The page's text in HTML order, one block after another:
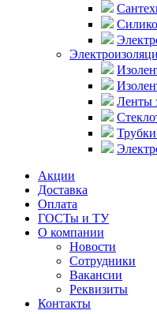
Ленты
Акции
Доставка
Оплата
ГОСТы и ТУ
О компании
Новости
Сотрудники
Вакансии
Реквизиты
Контакты